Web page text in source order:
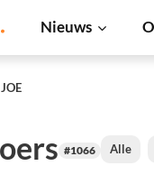
Nieuws
JOE
#1066 Alle